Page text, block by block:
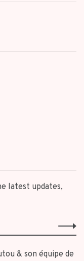
latest updates,
& son équipe de